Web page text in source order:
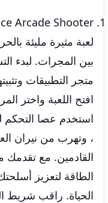
لعبة مثيرة مليئة
بين المجرات. لبدء
متجر التطبيقات
افتح اللعبة واختر
استخدم عصا
، وتهرب من نيران
القادمين. مع تقدمك
الطاقة لتعزيز
الحياة. راقب شريط